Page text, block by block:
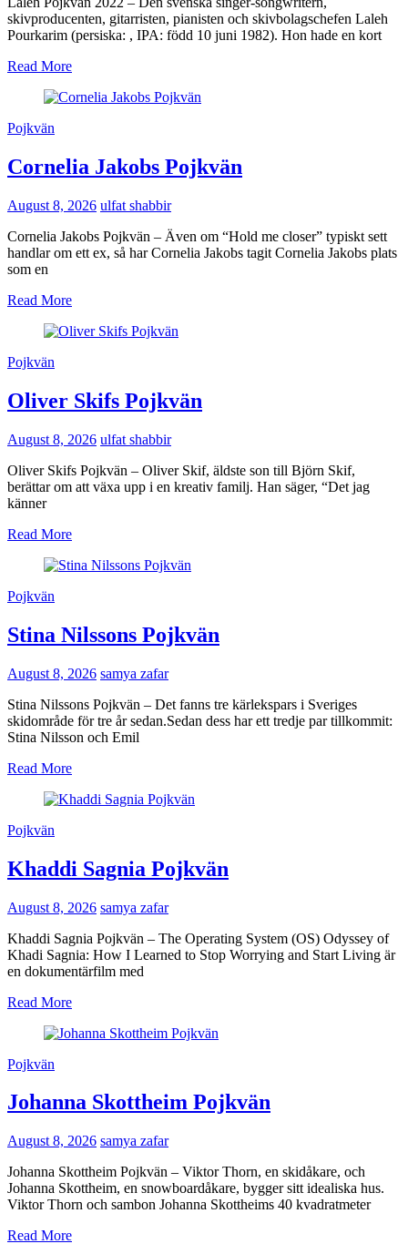
skivproducenten, gitarristen, pianisten och skivbolagschefen Laleh
Pourkarim (persiska: , IPA: född 10 juni 1982). Hon hade en kort
Read More
Pojkvän
Cornelia Jakobs Pojkvän
August 8, 2026 ulfat shabbir
Cornelia Jakobs Pojkvän – Även om “Hold me closer” typiskt sett
handlar om ett ex, så har Cornelia Jakobs tagit Cornelia Jakobs plats
som en
Read More
Pojkvän
Oliver Skifs Pojkvän
August 8, 2026 ulfat shabbir
Oliver Skifs Pojkvän – Oliver Skif, äldste son till Björn Skif,
berättar om att växa upp i en kreativ familj. Han säger, “Det jag
känner
Read More
Pojkvän
Stina Nilssons Pojkvän
August 8, 2026 samya zafar
Stina Nilssons Pojkvän – Det fanns tre kärlekspars i Sveriges
skidområde för tre år sedan.Sedan dess har ett tredje par tillkommit:
Stina Nilsson och Emil
Read More
Pojkvän
Khaddi Sagnia Pojkvän
August 8, 2026 samya zafar
Khaddi Sagnia Pojkvän – The Operating System (OS) Odyssey of
Khadi Sagnia: How I Learned to Stop Worrying and Start Living är
en dokumentärfilm med
Read More
Pojkvän
Johanna Skottheim Pojkvän
August 8, 2026 samya zafar
Johanna Skottheim Pojkvän – Viktor Thorn, en skidåkare, och
Johanna Skottheim, en snowboardåkare, bygger sitt idealiska hus.
Viktor Thorn och sambon Johanna Skottheims 40 kvadratmeter
Read More